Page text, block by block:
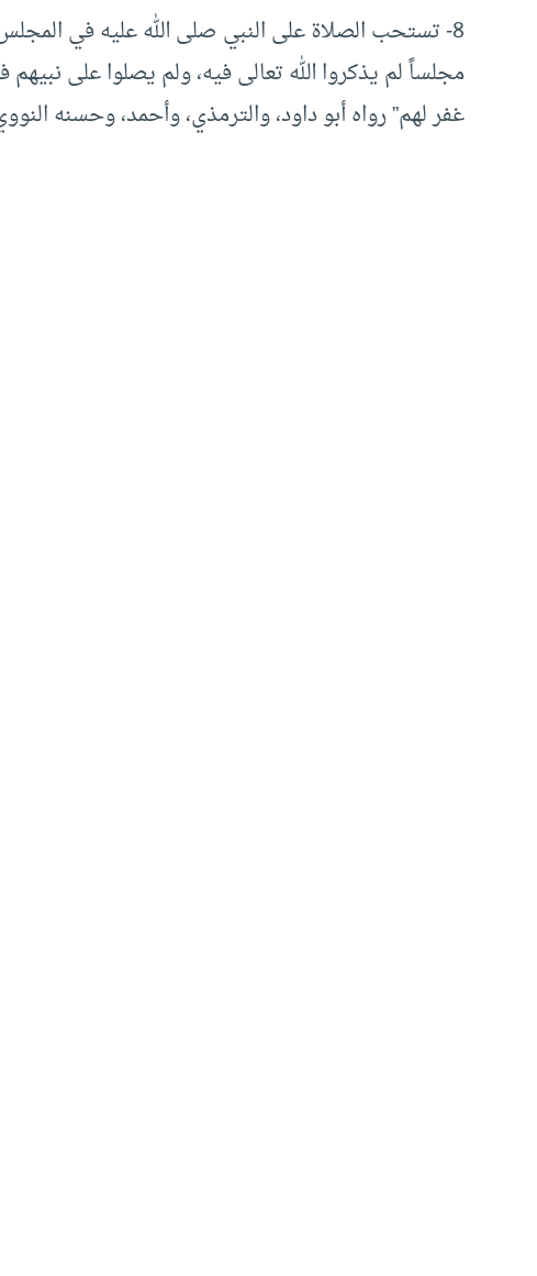
8- تستحب الصلاة على النبي صلى الله عليه في المجلس قبل أن يقام منه، لقوله
مجلساً لم يذكروا الله تعالى فيه، ولم يصلوا على
غفر لهم” رواه أبو داود، والترمذي، وأحمد، وحسنه